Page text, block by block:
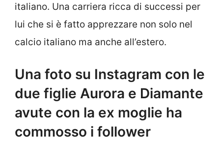
italiano. Una carriera ricca di successi per
lui che si è fatto apprezzare non solo nel
calcio italiano ma anche all’estero.
Una foto su Instagram con le
due figlie Aurora e Diamante
avute con la ex moglie ha
commosso i follower